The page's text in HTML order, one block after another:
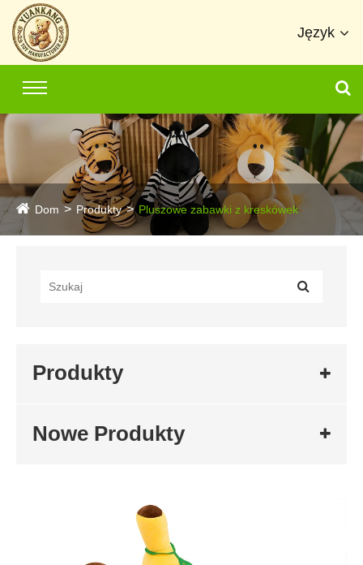
Język
Dom Produkty Pluszowe zabawki z kreskówek
Produkty
Nowe Produkty